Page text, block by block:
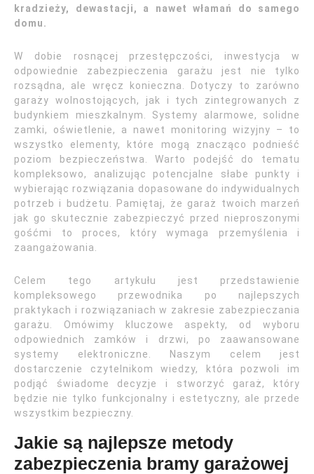
kradzieży, dewastacji, a nawet włamań do samego
domu.
W dobie rosnącej przestępczości, inwestycja w
odpowiednie zabezpieczenia garażu jest nie tylko
rozsądna, ale wręcz konieczna. Dotyczy to zarówno
garaży wolnostojących, jak i tych zintegrowanych z
budynkiem mieszkalnym. Systemy alarmowe, solidne
zamki, oświetlenie, a nawet monitoring wizyjny – to
wszystko elementy, które mogą znacząco podnieść
poziom bezpieczeństwa. Warto podejść do tematu
kompleksowo, analizując potencjalne słabe punkty i
wybierając rozwiązania dopasowane do indywidualnych
potrzeb i budżetu. Pamiętaj, że garaż twoich marzeń
jak go skutecznie zabezpieczyć przed nieproszonymi
gośćmi to proces, który wymaga przemyślenia i
zaangażowania.
Celem tego artykułu jest przedstawienie
kompleksowego przewodnika po najlepszych
praktykach i rozwiązaniach w zakresie zabezpieczania
garażu. Omówimy kluczowe aspekty, od wyboru
odpowiednich zamków i drzwi, po zaawansowane
systemy elektroniczne. Naszym celem jest
dostarczenie czytelnikom wiedzy, która pozwoli im
podjąć świadome decyzje i stworzyć garaż, który
będzie nie tylko funkcjonalny i estetyczny, ale przede
wszystkim bezpieczny.
Jakie są najlepsze metody
zabezpieczenia bramy garażowej